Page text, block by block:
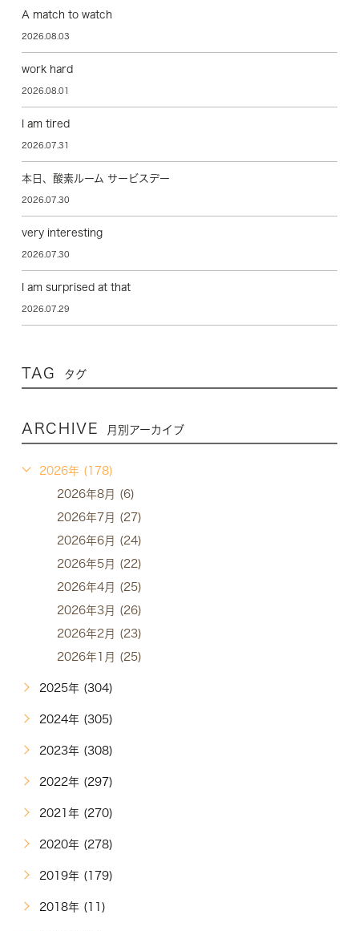
A match to watch
2026.08.03
work hard
2026.08.01
I am tired
2026.07.31
本日、酸素ルーム サービスデー
2026.07.30
very interesting
2026.07.30
I am surprised at that
2026.07.29
TAG タグ
ARCHIVE 月別アーカイブ
2026年 (178)
2026年8月 (6)
2026年7月 (27)
2026年6月 (24)
2026年5月 (22)
2026年4月 (25)
2026年3月 (26)
2026年2月 (23)
2026年1月 (25)
2025年 (304)
2024年 (305)
2023年 (308)
2022年 (297)
2021年 (270)
2020年 (278)
2019年 (179)
2018年 (11)